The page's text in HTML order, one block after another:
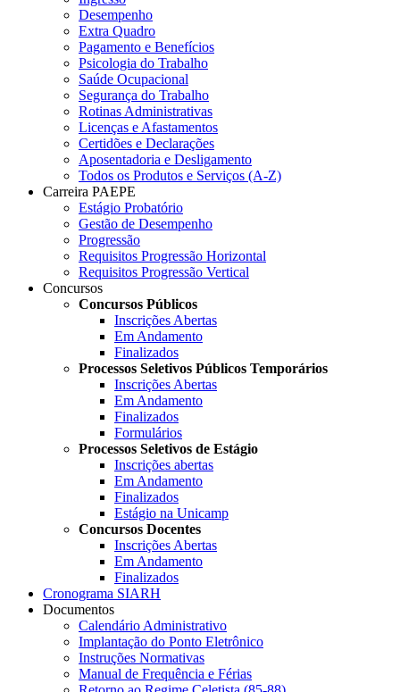
Desempenho
Extra Quadro
Pagamento e Benefícios
Psicologia do Trabalho
Saúde Ocupacional
Segurança do Trabalho
Rotinas Administrativas
Licenças e Afastamentos
Certidões e Declarações
Aposentadoria e Desligamento
Todos os Produtos e Serviços (A-Z)
Carreira PAEPE
Estágio Probatório
Gestão de Desempenho
Progressão
Requisitos Progressão Horizontal
Requisitos Progressão Vertical
Concursos
Concursos Públicos
Inscrições Abertas
Em Andamento
Finalizados
Processos Seletivos Públicos Temporários
Inscrições Abertas
Em Andamento
Finalizados
Formulários
Processos Seletivos de Estágio
Inscrições abertas
Em Andamento
Finalizados
Estágio na Unicamp
Concursos Docentes
Inscrições Abertas
Em Andamento
Finalizados
Cronograma SIARH
Documentos
Calendário Administrativo
Implantação do Ponto Eletrônico
Instruções Normativas
Manual de Frequência e Férias